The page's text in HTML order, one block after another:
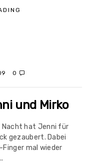
0
und Mirko
Nacht hat Jenni für
gezaubert. Dabei
mal wieder